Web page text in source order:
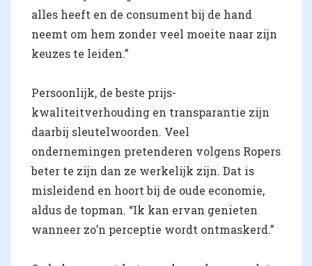
alles heeft en de consument bij de hand
neemt om hem zonder veel moeite naar zijn
keuzes te leiden.”
Persoonlijk, de beste prijs-
kwaliteitverhouding en transparantie zijn
daarbij sleutelwoorden. Veel
ondernemingen pretenderen volgens Ropers
beter te zijn dan ze werkelijk zijn. Dat is
misleidend en hoort bij de oude economie,
aldus de topman. “Ik kan ervan genieten
wanneer zo’n perceptie wordt ontmaskerd.”